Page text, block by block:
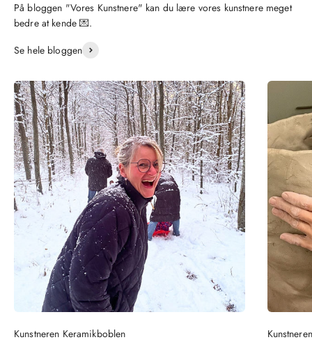
På bloggen "Vores Kunstnere" kan du lære vores kunstnere meget
bedre at kende 💌.
Se hele bloggen
Kunstneren Keramikboblen